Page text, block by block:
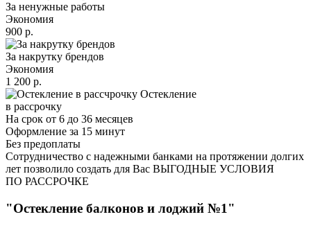
За ненужные работы
Экономия
900 р.
За накрутку брендов
Экономия
1 200 р.
Остекление
в рассрочку
На срок от 6 до 36 месяцев
Оформление за 15 минут
Без предоплаты
Сотрудничество с надежными банками на протяжении долгих
лет позволило создать для Вас ВЫГОДНЫЕ УСЛОВИЯ
ПО РАССРОЧКЕ
"Остекление балконов и лоджий №1"